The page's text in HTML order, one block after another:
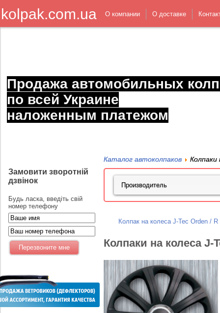
kolpak.com.ua О компании О доставке
Продажа автомобильных
по всей Украине
наложенным платежом
Замовити зворотній
дзвінок
Будь ласка, введіть свій
номер телефону
Каталог автоколпаков Колпаки
Колпак на колеса J-Tec Orden /
Колпаки на колеса J-